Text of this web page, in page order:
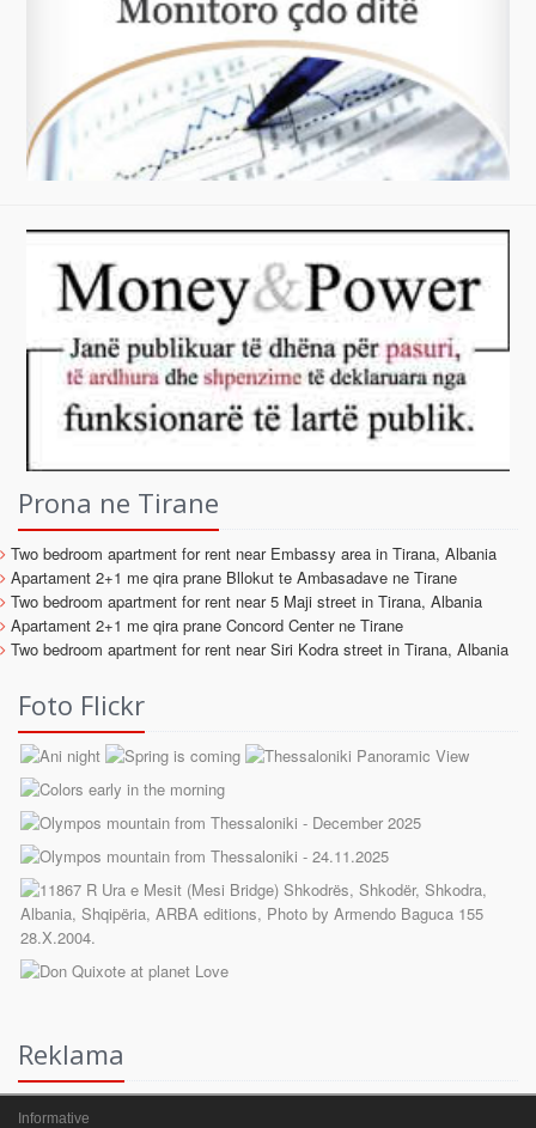
Prona ne Tirane
Two bedroom apartment for rent near Embassy area in Tirana, Albania
Apartament 2+1 me qira prane Bllokut te Ambasadave ne Tirane
Two bedroom apartment for rent near 5 Maji street in Tirana, Albania
Apartament 2+1 me qira prane Concord Center ne Tirane
Two bedroom apartment for rent near Siri Kodra street in Tirana, Albania
Foto Flickr
Reklama
Informative